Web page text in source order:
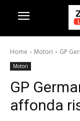
Home Motori GP
Motori
GP
affonda